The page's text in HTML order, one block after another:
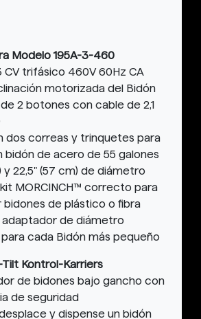
Modelo 195A-3-460
CV trifásico 460V 60Hz CA
motorizada del Bidón
2 botones con cable de 2,1
dos correas y trinquetes para
bidón de acero de 55 galones
y 22,5" (57 cm) de diámetro
MORCINCH™ correcto para
bidones de plástico o fibra
adaptador de diámetro
cada Bidón más pequeño
Kontrol-Karriers
de bidones bajo gancho con
de seguridad
y dispense un bidón